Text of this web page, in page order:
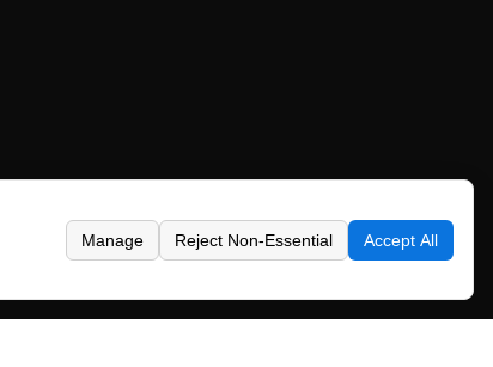
Manage Reject Non-Essential Accept All